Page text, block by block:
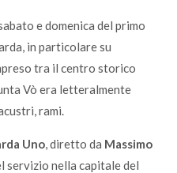
e domenica del primo
in particolare su
tra il centro storico
Vò era letteralmente
rami.
Uno, diretto da Massimo
servizio nella capitale del